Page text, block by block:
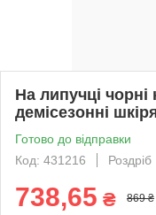
На липучці чорні
демісезонні
Готово до відправки
Код: 431216
Роздріб
738,65 ₴ 869 ₴